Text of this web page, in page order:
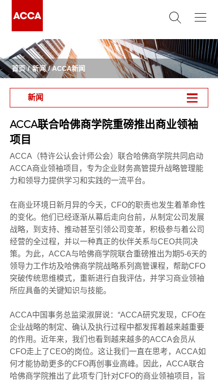
首页 新闻 ACCA新闻
新闻
ACCA联合哈佛商学院重磅推出商业领袖
项目
ACCA（特许公认会计师公会）联合哈佛商学院共同启动
ACCA商业领袖项目，专为企业财务高管提升战略管理能
力和领导力提供学习和实践的一流平台。
在商业环境日新月异的今天，CFO的职责也发生着革命性
的变化。他们已经逐渐从幕后走向台前，从制定公司发展
战略，到支持、推动甚至引领公司变革，积极参与着公司
经营的全过程，并以一种真正的伙伴关系与CEO共同决
策。为此，ACCA与哈佛商学院联合重磅推出为期5-6天的
领导力工作坊及哈佛商学院战略系列高管课程，帮助CFO
突破传统思维模式，重新进行自我评估，并学习商业领袖
所应具备的关键知识与技能。
ACCA中国事务总监梁淑屏说：“ACCA研究发现，CFO在
企业战略的制定、确认及执行过程中都发挥着越来越重要
的作用。近年来，我们也看到越来越多的ACCA会员从
CFO走上了CEO的岗位。这让我们一直在思考，ACCA如
何才能协助更多的CFO再创事业高峰。因此，ACCA联合
哈佛商学院推出了此项专门针对CFO的商业领袖项目，旨